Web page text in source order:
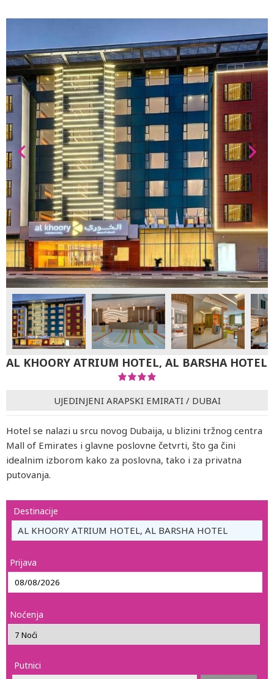
AL KHOORY ATRIUM HOTEL, AL BARSHA HOTEL
UJEDINJENI ARAPSKI EMIRATI/ DUBAI
Hotel se nalazi u srcu novog Dubaija, u blizini tržnog centra
Mall of Emirates i glavne poslovne četvrti, što ga čini
idealnim izborom kako za poslovna, tako i za privatna
putovanja.
Destinacije
AL KHOORY ATRIUM HOTEL, AL BARSHA HOTEL
Prijava
Noćenja
Putnici